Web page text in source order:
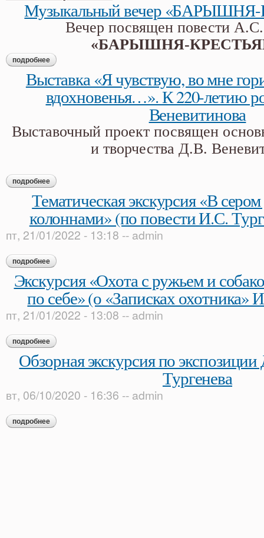
Музыкальный вечер
Вечер посвящен повести
«БАРЫШНЯ-
подробнее о музыкальный вечер «барышня-крестьянка»
Выставка «Я чувствую, во мне
вдохновенья…». К 220-летию
Веневитинова
Выставочный проект посвящен
и творчества Д.В.
подробнее о выставка «я чувствую, во мне горит святое пламя
Тематическая экскурсия «В
колоннами» (по повести И.С.
пт, 21/01/2022 - 13:18 -- admin
подробнее о тематическая экскурсия «в сером доме с белыми
Экскурсия «Охота с ружьем и
по себе» (о «Записках охотника»
пт, 21/01/2022 - 13:08 -- admin
подробнее о экскурсия «охота с ружьем и собакой прекрасна сама по
Обзорная экскурсия по
Тургенева
вт, 06/10/2020 - 16:36 -- admin
подробнее о обзорная экскурсия по экспозиции дома-музея и. с.